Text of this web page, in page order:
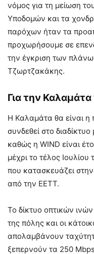
νόμος για τη μείωση
Υποδομών και τα
παρόχων ήταν τα
προχωρήσουμε σε
την έγκριση των
Τζωρτζακάκης.
Για την
Η Καλαμάτα θα είναι
συνδεθεί στο
καθώς η WIND είναι
μέχρι το τέλος Ιουλίου
που κατασκευάζει
από την ΕΕΤΤ.
Το δίκτυο οπτικών
της πόλης και οι
απολαμβάνουν
ξεπερνούν τα 250